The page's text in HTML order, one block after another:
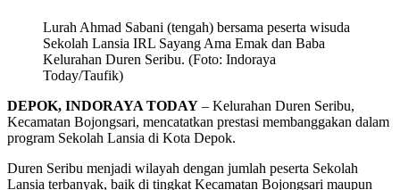
Lurah Ahmad Sabani (tengah) bersama peserta wisuda
Sekolah Lansia IRL Sayang Ama Emak dan Baba
Kelurahan Duren Seribu. (Foto: Indoraya
Today/Taufik)
DEPOK, INDORAYA TODAY – Kelurahan Duren Seribu,
Kecamatan Bojongsari, mencatatkan prestasi membanggakan dalam
program Sekolah Lansia di Kota Depok.
Duren Seribu menjadi wilayah dengan jumlah peserta Sekolah
Lansia terbanyak, baik di tingkat Kecamatan Bojongsari maupun